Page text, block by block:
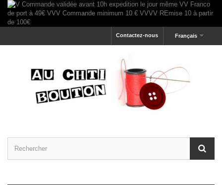
Français
Contactez-nous